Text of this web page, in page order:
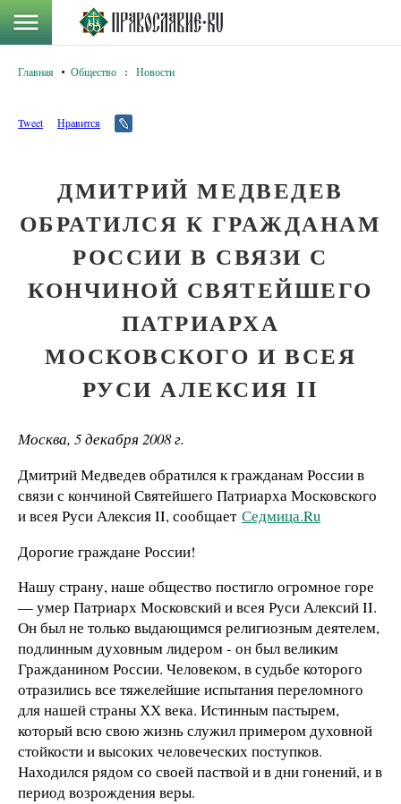
Главная Общество : Новости
Tweet Нравится
ДМИТРИЙ МЕДВЕДЕВ
ОБРАТИЛСЯ К ГРАЖДАНАМ
РОССИИ В СВЯЗИ С
КОНЧИНОЙ СВЯТЕЙШЕГО
ПАТРИАРХА
МОСКОВСКОГО И ВСЕЯ
РУСИ АЛЕКСИЯ II
Москва, 5 декабря 2008 г.
Дмитрий Медведев обратился к гражданам России в
связи с кончиной Святейшего Патриарха Московского
и всея Руси Алексия II, сообщает Седмица.Ru
Дорогие граждане России!
Нашу страну, наше общество постигло огромное горе
— умер Патриарх Московский и всея Руси Алексий II.
Он был не только выдающимся религиозным деятелем,
подлинным духовным лидером - он был великим
Гражданином России. Человеком, в судьбе которого
отразились все тяжелейшие испытания переломного
для нашей страны ХХ века. Истинным пастырем,
который всю свою жизнь служил примером духовной
стойкости и высоких человеческих поступков.
Находился рядом со своей паствой и в дни гонений, и в
период возрождения веры.